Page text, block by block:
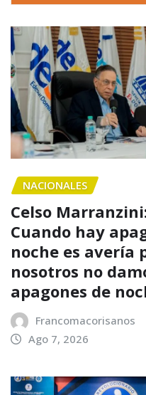
NACIONALES
Celso
Cuando hay
noche es avería
nosotros no
apagones de
Francomacorisanos
Ago 7, 2026